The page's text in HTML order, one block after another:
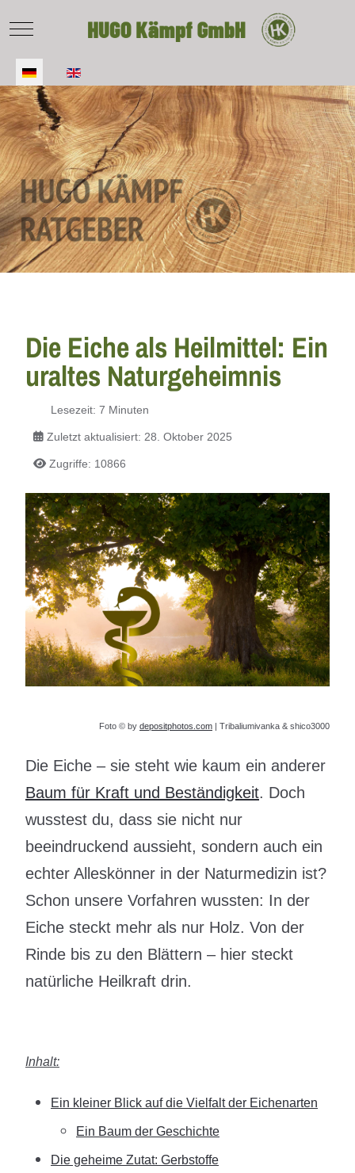
Mobile Menu Toggle
Sprache auswählen
Die Eiche als Heilmittel: Ein
uraltes Naturgeheimnis
Lesezeit: 7 Minuten
Zuletzt aktualisiert: 28. Oktober 2025
Zugriffe: 10866
Foto © by depositphotos.com | ­Tribaliumivanka & shico3000
Die Eiche – sie steht wie kaum ein anderer
Baum für Kraft und Beständigkeit. Doch
wusstest du, dass sie nicht nur
beeindruckend aussieht, sondern auch ein
echter Alleskönner in der Naturmedizin ist?
Schon unsere Vorfahren wussten: In der
Eiche steckt mehr als nur Holz. Von der
Rinde bis zu den Blättern – hier steckt
natürliche Heilkraft drin.
Inhalt:
Ein kleiner Blick auf die Vielfalt der Eichenarten
Ein Baum der Geschichte
Die geheime Zutat: Gerbstoffe